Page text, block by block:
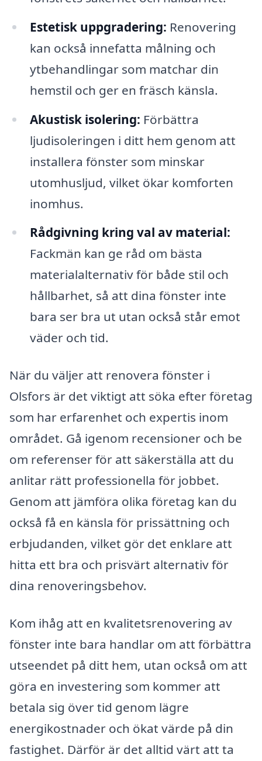
Estetisk uppgradering: Renovering
kan också innefatta målning och
ytbehandlingar som matchar din
hemstil och ger en fräsch känsla.
Akustisk isolering: Förbättra
ljudisoleringen i ditt hem genom att
installera fönster som minskar
utomhusljud, vilket ökar komforten
inomhus.
Rådgivning kring val av material:
Fackmän kan ge råd om bästa
materialalternativ för både stil och
hållbarhet, så att dina fönster inte
bara ser bra ut utan också står emot
väder och tid.
När du väljer att renovera fönster i
Olsfors är det viktigt att söka efter företag
som har erfarenhet och expertis inom
området. Gå igenom recensioner och be
om referenser för att säkerställa att du
anlitar rätt professionella för jobbet.
Genom att jämföra olika företag kan du
också få en känsla för prissättning och
erbjudanden, vilket gör det enklare att
hitta ett bra och prisvärt alternativ för
dina renoveringsbehov.
Kom ihåg att en kvalitetsrenovering av
fönster inte bara handlar om att förbättra
utseendet på ditt hem, utan också om att
göra en investering som kommer att
betala sig över tid genom lägre
energikostnader och ökat värde på din
fastighet. Därför är det alltid värt att ta